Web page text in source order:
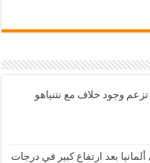
تزعم وجود خلاف مع نتنياهو
بعد ارتفاع كبير في درجات